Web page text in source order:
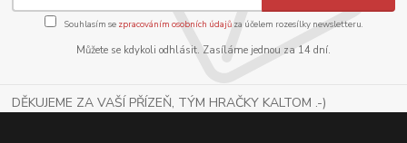
Souhlasím se zpracováním osobních údajůza účelem rozesílky newsletteru.
Můžete se kdykoli odhlásit. Zasíláme jednou za 14 dní.
DĚKUJEME ZA VAŠÍ PŘÍZEŇ, TÝM HRAČKY KALTOM .-)